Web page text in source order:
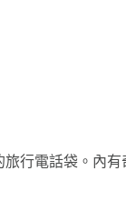
行電話袋。內有